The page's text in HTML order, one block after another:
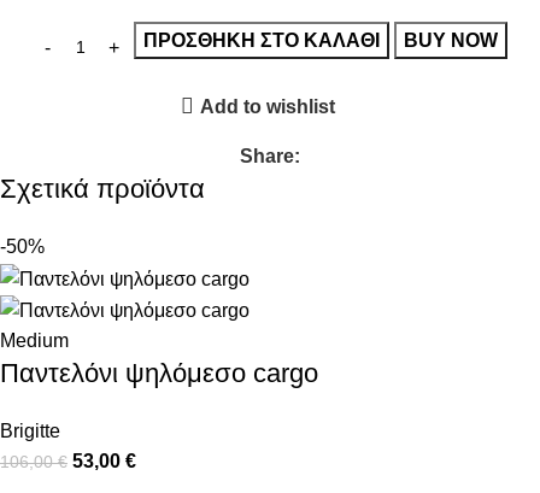
ΠΡΟΣΘΉΚΗ ΣΤΟ ΚΑΛΆΘΙ BUY NOW
Add to wishlist
Share:
Σχετικά προϊόντα
-50%
Medium
Παντελόνι ψηλόμεσο cargo
Brigitte
106,00€ 53,00 €